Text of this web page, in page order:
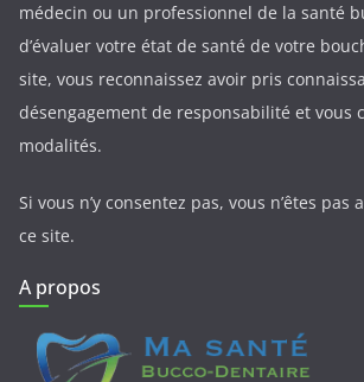
médecin ou un professionnel de la santé
d’évaluer votre état de santé de votre
site, vous reconnaissez avoir pris
désengagement de responsabilité et vous
modalités.
Si vous n’y consentez pas, vous n’êtes
ce site.
A propos